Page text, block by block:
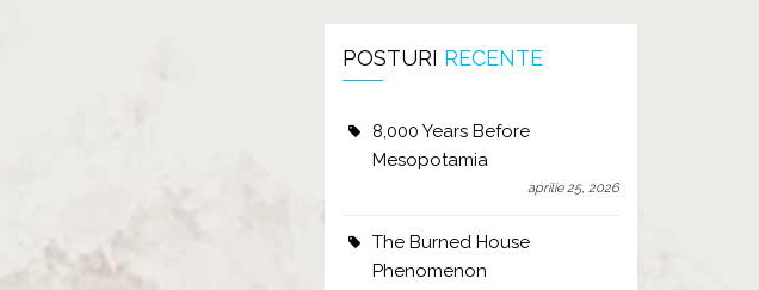
POSTURI RECENTE
8,000 Years Before
Mesopotamia
aprilie 25, 2026
The Burned House
Phenomenon